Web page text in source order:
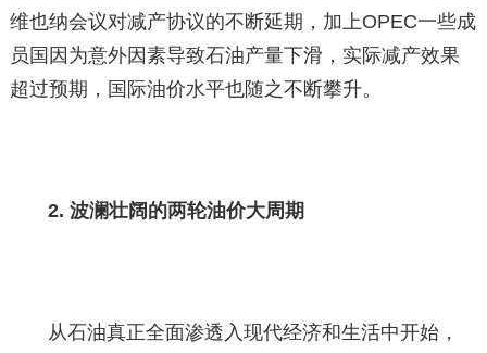
维也纳会议对减产协议的不断延期，加上OPEC一些成
员国因为意外因素导致石油产量下滑，实际减产效果
超过预期，国际油价水平也随之不断攀升。
2. 波澜壮阔的两轮油价大周期
从石油真正全面渗透入现代经济和生活中开始，